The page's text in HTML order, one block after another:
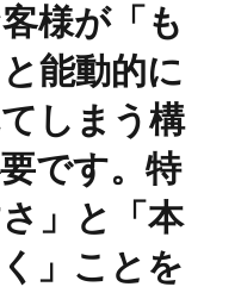
様が「も
能動的に
しまう構
です。特
」と「本
」ことを